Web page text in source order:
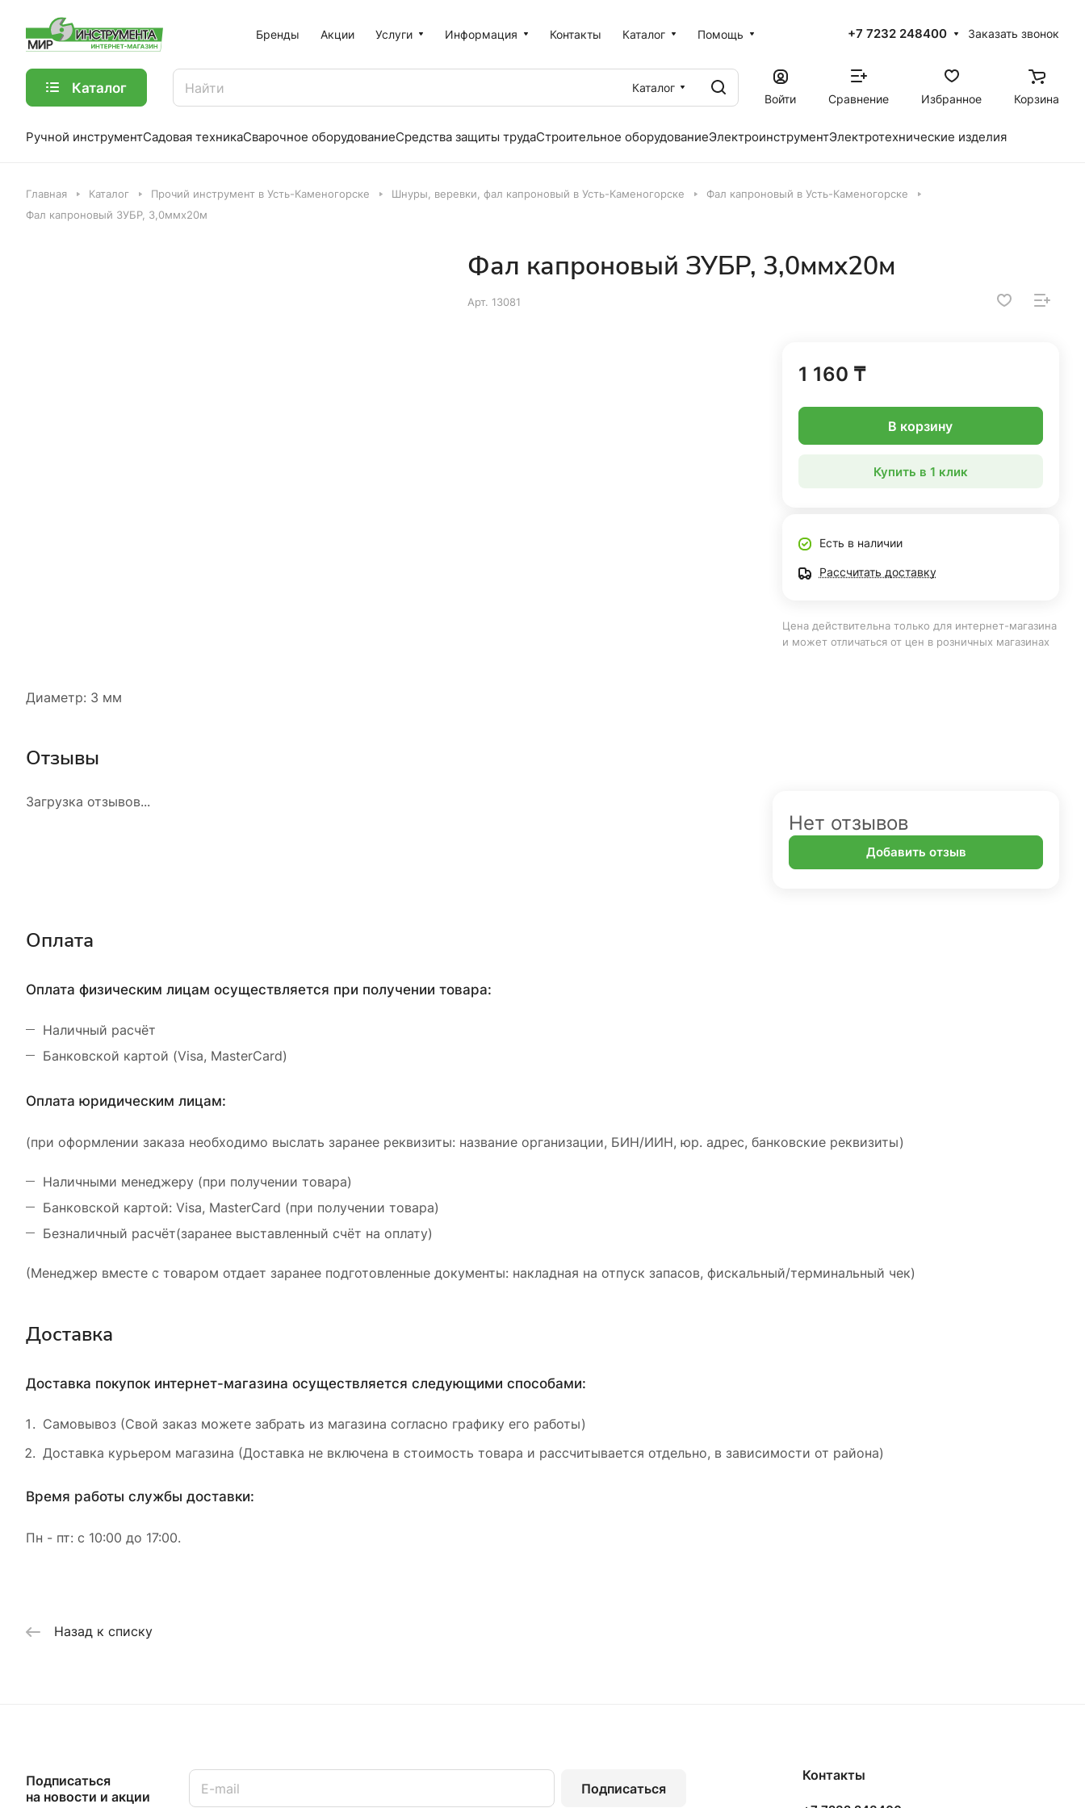
Бренды Акции Услуги Информация Контакты Каталог Помощь +7 7232 248400 Заказать звонок
Каталог
Каталог
Войти
Сравнение Избранное Корзина
Ручной инструментСадовая техникаСварочное оборудованиеСредства защиты трудаСтроительное оборудованиеЭлектроинструментЭлектротехнические изделия
Главная Каталог Прочий инструмент в Усть-Каменогорске Шнуры, веревки, фал капроновый в Усть-Каменогорске
Фал капроновый в Усть-Каменогорске
Фал капроновый ЗУБР, 3,0ммх20м
Фал капроновый ЗУБР, 3,0ммх20м
Арт. 13081
1 160 ₸
В корзину
Купить в 1 клик
Есть в наличии
Рассчитать доставку
Цена действительна только для интернет-магазина
и может отличаться от цен в розничных магазинах
Диаметр: 3 мм
Отзывы
Загрузка отзывов...
Нет отзывов
Добавить отзыв
Оплата
Оплата физическим лицам осуществляется при получении товара:
Наличный расчёт
Банковской картой (Visa, MasterCard)
Оплата юридическим лицам:
(при оформлении заказа необходимо выслать заранее реквизиты: название организации, БИН/ИИН, юр. адрес, банковские реквизиты)
Наличными менеджеру (при получении товара)
Банковской картой: Visa, MasterCard (при получении товара)
Безналичный расчёт(заранее выставленный счёт на оплату)
(Менеджер вместе с товаром отдает заранее подготовленные документы: накладная на отпуск запасов, фискальный/терминальный чек)
Доставка
Доставка покупок интернет-магазина осуществляется следующими способами:
Самовывоз (Свой заказ можете забрать из магазина согласно графику его работы)
Доставка курьером магазина (Доставка не включена в стоимость товара и рассчитывается отдельно, в зависимости от района)
Время работы службы доставки:
Пн - пт: с 10:00 до 17:00.
Назад к списку
Подписаться
на новости и акции
Подписаться
Контакты